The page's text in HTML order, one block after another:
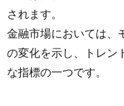
されます。
金融市場においては、
の変化を示し、トレン
な指標の一つです。